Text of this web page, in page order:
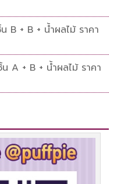
B + B + น้ำผลไม้ ราคา
A + B + น้ำผลไม้ ราคา